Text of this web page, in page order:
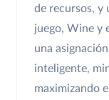
de recursos, y
juego, Wine y
una
inteligente,
maximizando